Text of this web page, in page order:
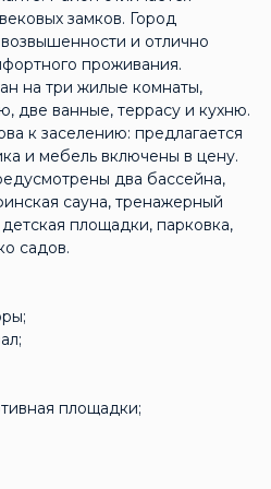
замков. Город
и отлично
проживания.
на три жилые комнаты,
две ванные, террасу и кухню.
к заселению: предлагается
и мебель включены в цену.
два бассейна,
сауна, тренажерный
площадки, парковка,
садов.
площадки;